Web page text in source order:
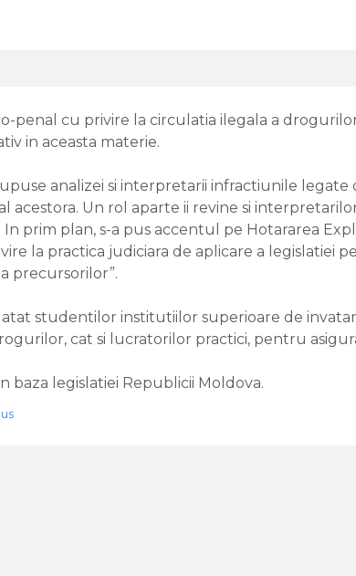
penal cu privire la circulatia ilegala a
in aceasta materie.
analizei si interpretarii infractiunile
acestora. Un rol aparte ii revine si
prim plan, s-a pus accentul pe Hotararea
la practica judiciara de aplicare a
precursorilor”.
atat studentilor institutiilor superioare de
cat si lucratorilor practici, pentru
baza legislatiei Republicii Moldova.